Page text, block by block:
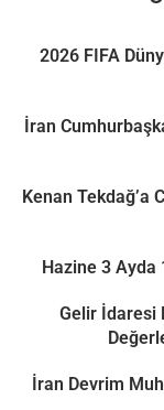
2026 FIFA
İran
Kenan Tekdağ’a
Hazine 3 Ayda
Gelir İdaresi
İran Devrim